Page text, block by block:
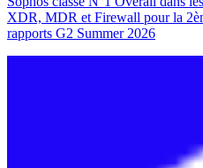
XDR, MDR et Firewall pour la
rapports G2 Summer 2026